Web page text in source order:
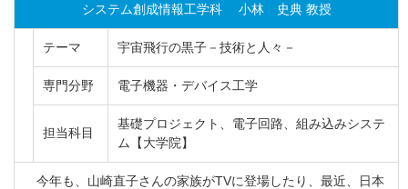
システム創成情報工学科 小林 史典 教授
テーマ 宇宙飛行の黒子－技術と人々－
専門分野 電子機器・デバイス工学
担当科目
基礎プロジェクト、電子回路、組み込みシステ
ム【大学院】
今年も、山崎直子さんの家族がTVに登場したり、最近、日本